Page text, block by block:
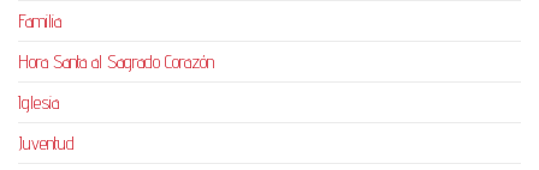
Familia
Hora Santa al Sagrado Corazón
Iglesia
Juventud